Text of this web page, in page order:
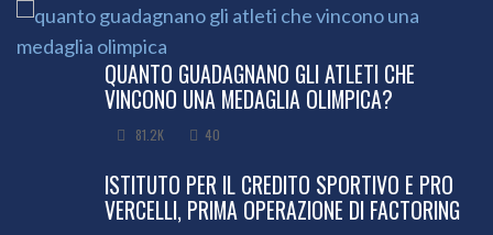
QUANTO GUADAGNANO GLI ATLETI CHE
VINCONO UNA MEDAGLIA OLIMPICA?
81.2K 40
ISTITUTO PER IL CREDITO SPORTIVO E PRO
VERCELLI, PRIMA OPERAZIONE DI FACTORING